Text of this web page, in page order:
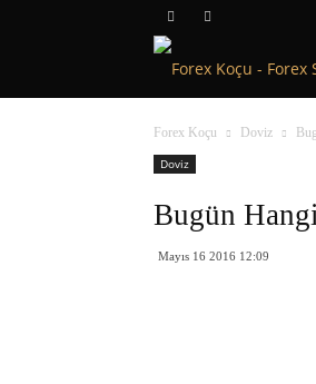
Forex Koçu Doviz
Doviz
Bugün
Mayıs 16 2016 12:09